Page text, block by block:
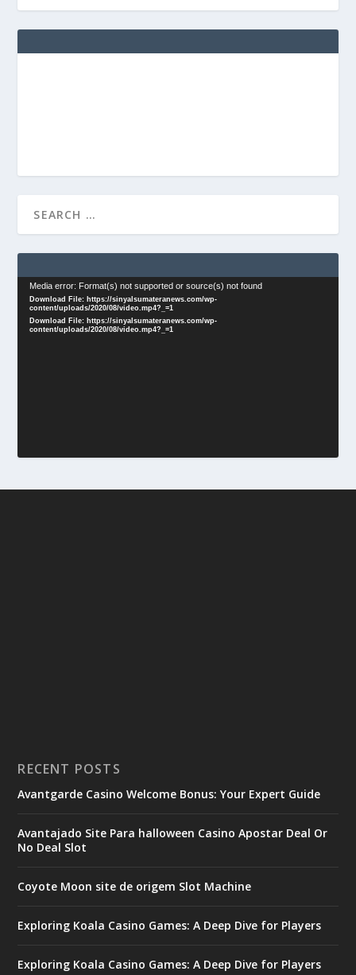
Video
Player
Media error: Format(s) not supported or source(s) not found
Download File: https://sinyalsumateranews.com/wp-
content/uploads/2020/08/video.mp4?_=1
Download File: https://sinyalsumateranews.com/wp-
content/uploads/2020/08/video.mp4?_=1
RECENT POSTS
Avantgarde Casino Welcome Bonus: Your Expert Guide
Avantajado Site Para halloween Casino Apostar Deal Or
No Deal Slot
Coyote Moon site de origem Slot Machine
Exploring Koala Casino Games: A Deep Dive for Players
Exploring Koala Casino Games: A Deep Dive for Players